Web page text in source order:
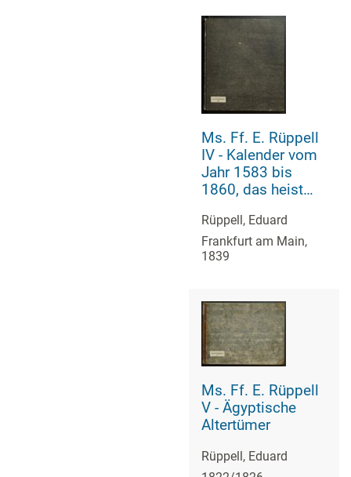
Ms. Ff. E. Rüppell
IV - Kalender vom
Jahr 1583 bis
1860, das heist
der durch Pabst
Gregorius XIII
verordneten
die Gleichstellung
dieser
Zeitrechnung mit
der von den
gebräuchlichen
Chronologie
ersehen werden
kann; zum Behuf
der
Rüppell, Eduard
Frankfurt am Main,
1839
Ms. Ff. E. Rüppell
V - Ägyptische
Altertümer
Rüppell, Eduard